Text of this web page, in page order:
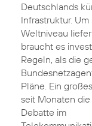
Deutschlands
Infrastruktur.
Weltniveau
braucht es
Regeln, als die
Pläne. Ein
seit Monaten
Debatte im